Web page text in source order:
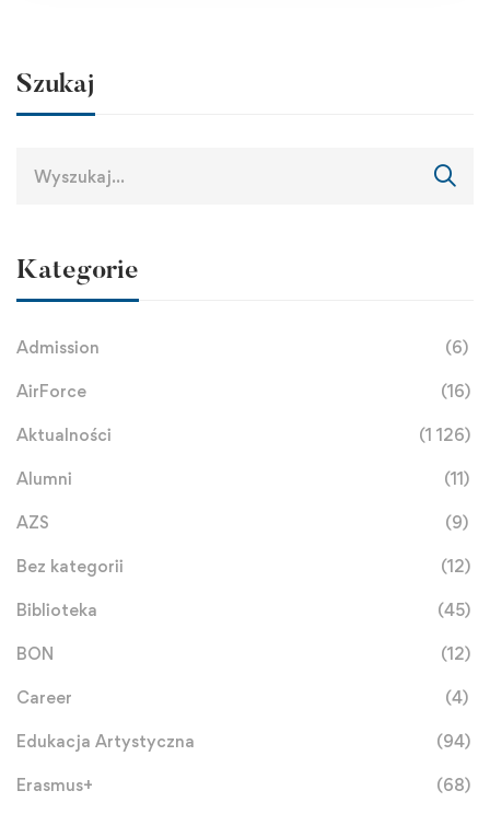
Szukaj
Kategorie
Admission (6)
AirForce (16)
Aktualności (1 126)
Alumni (11)
AZS (9)
Bez kategorii (12)
Biblioteka (45)
BON (12)
Career (4)
Edukacja Artystyczna (94)
Erasmus+ (68)